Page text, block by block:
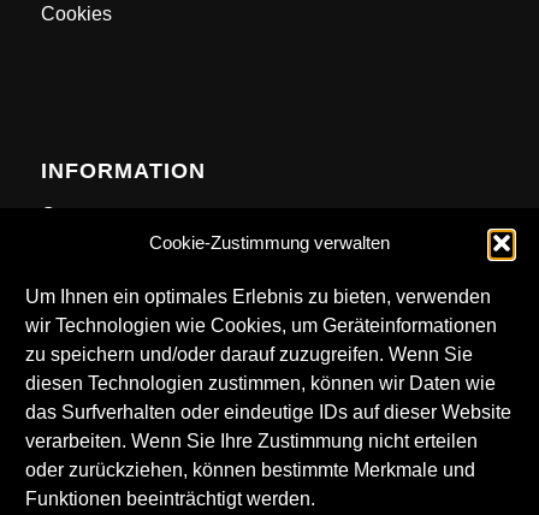
Cookie-Zustimmung verwalten
Um Ihnen ein optimales Erlebnis zu bieten, verwenden
wir Technologien wie Cookies, um Geräteinformationen
zu speichern und/oder darauf zuzugreifen. Wenn Sie
diesen Technologien zustimmen, können wir Daten wie
das Surfverhalten oder eindeutige IDs auf dieser Website
verarbeiten. Wenn Sie Ihre Zustimmung nicht erteilen
oder zurückziehen, können bestimmte Merkmale und
Funktionen beeinträchtigt werden.
Cookies
INFORMATION
Contact
DOWNLOADS
Technical Rider
LKA Logos